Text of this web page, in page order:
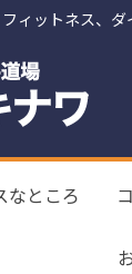
ィットネス、ダ
なところ